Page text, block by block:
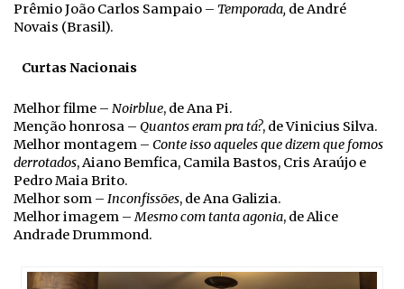
Prêmio João Carlos Sampaio – Temporada, de André
Novais (Brasil).
Curtas Nacionais
Melhor filme – Noirblue, de Ana Pi.
Menção honrosa – Quantos eram pra tá?, de Vinicius Silva.
Melhor montagem – Conte isso aqueles que dizem que fomos
derrotados, Aiano Bemfica, Camila Bastos, Cris Araújo e
Pedro Maia Brito.
Melhor som – Inconfissões, de Ana Galizia.
Melhor imagem –Mesmo com tanta agonia, de Alice
Andrade Drummond.